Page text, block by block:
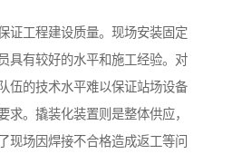
证工程建设质量。现场安装固定
具有较好的水平和施工经验。对
伍的技术水平难以保证站场设备
求。撬装化装置则是整体供应，
现场因焊接不合格造成返工等问